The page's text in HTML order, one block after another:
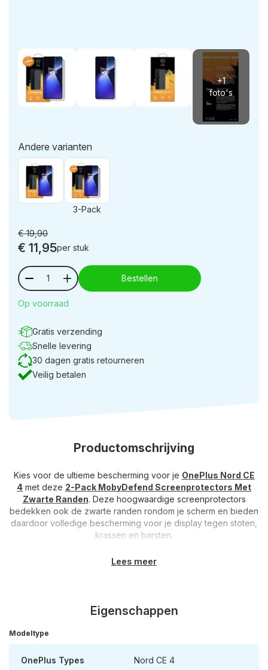
Andere varianten
3-Pack
€ 19,90
€ 11,95per stuk
Bestellen
Op voorraad
Gratis verzending
Snelle levering
30 dagen gratis retourneren
Veilig betalen
Productomschrijving
Kies voor de ultieme bescherming voor je OnePlus Nord CE
4 met deze 2-Pack MobyDefend Screenprotectors Met
Zwarte Randen. Deze hoogwaardige screenprotectors
bedekken ook de zwarte randen rondom je scherm en bieden
daardoor volledige bescherming voor je display tegen stoten,
krassen en barsten.
Hoogwaardige kwaliteit : De MobyDefend Screenprotectors
screenprotector barsten en hierdoor de klap opvangen,
waardoor het scherm van de telefoon onbeschadigd blijft. Met
deze screenprotectors blijft het scherm van je telefoon in
Perfecte pasvorm
: Dankzij het ontwerp waarbij ook de
Lees meer
Eigenschappen
Modeltype
OnePlus Types Nord CE 4